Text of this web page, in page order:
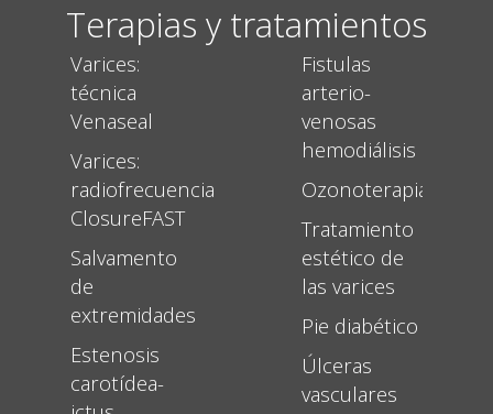
Terapias y tratamientos
Varices:
técnica
Venaseal
Varices:
radiofrecuencia
ClosureFAST
Salvamento
de
extremidades
Estenosis
carotídea-
Fistulas
arterio-
venosas
hemodiálisis
Ozonoterapia
Tratamiento
estético de
las varices
Pie diabético
Úlceras
vasculares